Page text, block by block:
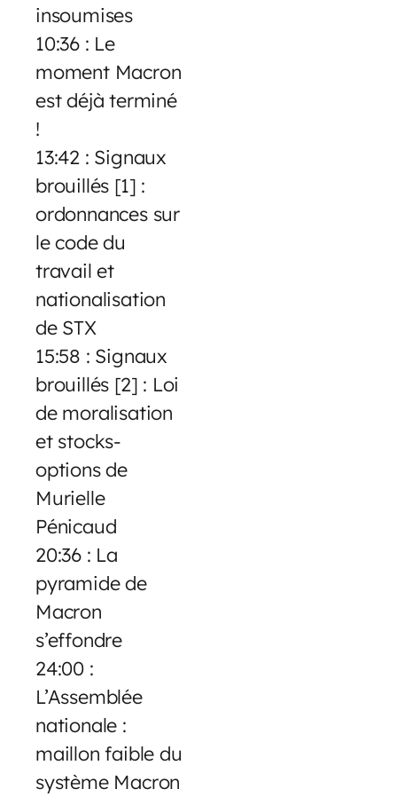
insoumises
10:36 : Le
moment Macron
est déjà terminé
!
13:42 : Signaux
brouillés [1] :
ordonnances sur
le code du
travail et
nationalisation
de STX
15:58 : Signaux
brouillés [2] : Loi
de moralisation
et stocks-
options de
Murielle
Pénicaud
20:36 : La
pyramide de
Macron
s’effondre
24:00 :
L’Assemblée
nationale :
maillon faible du
système Macron